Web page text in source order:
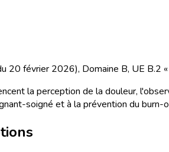
20 février 2026), Domaine B, UE B.2
la perception de la douleur,
soigné et à la prévention du burn-